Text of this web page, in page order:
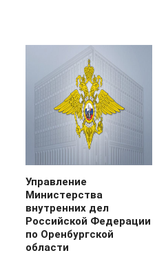
Управление
Министерства
внутренних дел
Российской Федерации
по Оренбургской
области